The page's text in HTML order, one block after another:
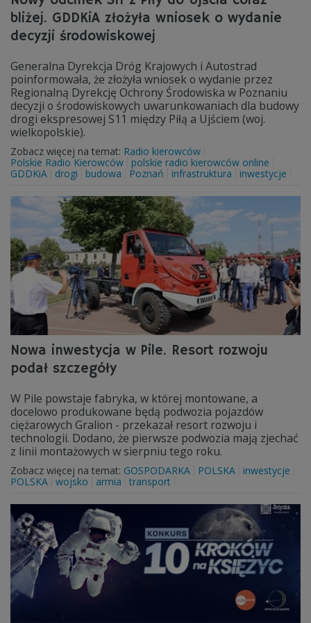
bliżej. GDDKiA złożyła wniosek o wydanie
decyzji środowiskowej
Generalna Dyrekcja Dróg Krajowych i Autostrad
poinformowała, że złożyła wniosek o wydanie przez
Regionalną Dyrekcję Ochrony Środowiska w Poznaniu
decyzji o środowiskowych uwarunkowaniach dla budowy
drogi ekspresowej S11 między Piłą a Ujściem (woj.
wielkopolskie).
Zobacz więcej na temat: Radio kierowców
Polskie Radio Kierowców
polskie radio kierowców online
GDDKiA
drogi budowa Poznań infrastruktura inwestycje
Nowa inwestycja w Pile. Resort rozwoju
podał szczegóły
W Pile powstaje fabryka, w której montowane, a
docelowo produkowane będą podwozia pojazdów
ciężarowych Gralion - przekazał resort rozwoju i
technologii. Dodano, że pierwsze podwozia mają zjechać
z linii montażowych w sierpniu tego roku.
Zobacz więcej na temat: GOSPODARKA POLSKA
inwestycje
POLSKA wojsko armia transport